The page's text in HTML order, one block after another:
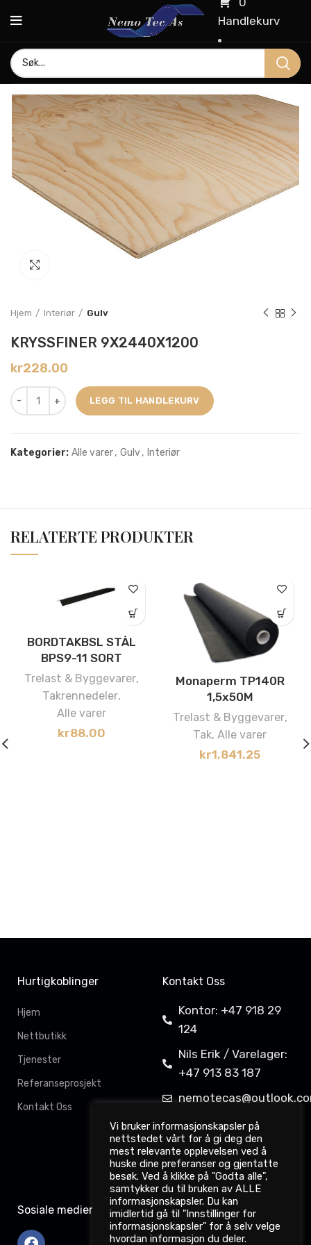
Handlekurv
Hjem Interiør Gulv
KRYSSFINER 9X2440X1200
kr228.00
LEGG TIL HANDLEKURV
Kategorier: Alle varer, Gulv, Interiør
RELATERTE PRODUKTER
BORDTAKBSL STÅL
BPS9-11 SORT
Trelast & Byggevarer,
Takrennedeler,
Alle varer
kr88.00
Monaperm TP140R
1,5x50M
Trelast & Byggevarer,
Tak, Alle varer
kr1,841.25
Hurtigkoblinger
Hjem
Nettbutikk
Tjenester
Referanseprosjekt
Kontakt Oss
Kontakt Oss
Kontor: +47 918 29
124
Nils Erik / Varelager:
+47 913 83 187
Davit Gahkkorluodda
11,
9522 Kautokeino
Sosiale medier
Vi bruker informasjonskapsler på
nettstedet vårt for å gi deg den
mest relevante opplevelsen ved å
huske dine preferanser og gjentatte
besøk. Ved å klikke på "Godta alle",
samtykker du til bruken av ALLE
informasjonskapsler. Du kan
imidlertid gå til "Innstillinger for
informasjonskapsler" for å selv velge
hvordan informasjon du deler.